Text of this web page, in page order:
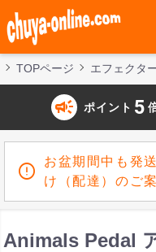
TOPページ エフェクタ
campaign ポイント 5
お盆期間中も発
け（配達）のご
Animals Pedal